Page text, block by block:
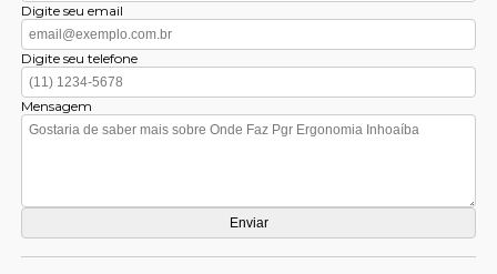
Digite seu email
Digite seu telefone
Mensagem